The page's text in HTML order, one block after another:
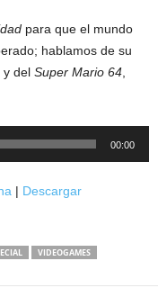
para que el mundo
hablamos de su
y del Super Mario 64
00:00
| Descargar
VIDEOGAMES